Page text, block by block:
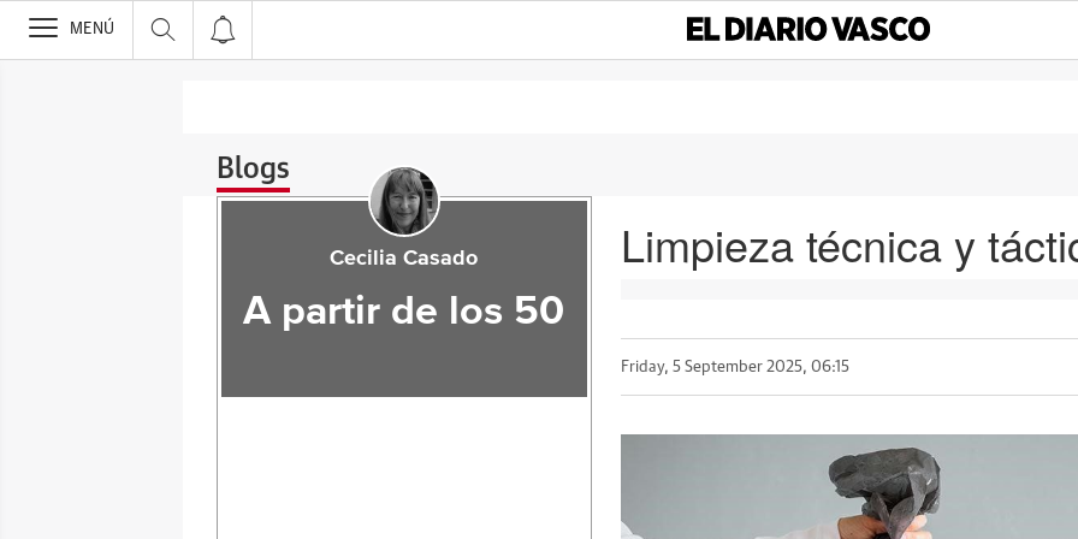
>
MENÚ
Blogs
Limpieza técnica y
Friday, 5 September 2025, 06:15
Cecilia Casado
A partir de los 50